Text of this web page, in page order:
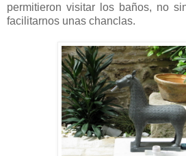
permitieron visitar los baños, no
facilitarnos unas chanclas.